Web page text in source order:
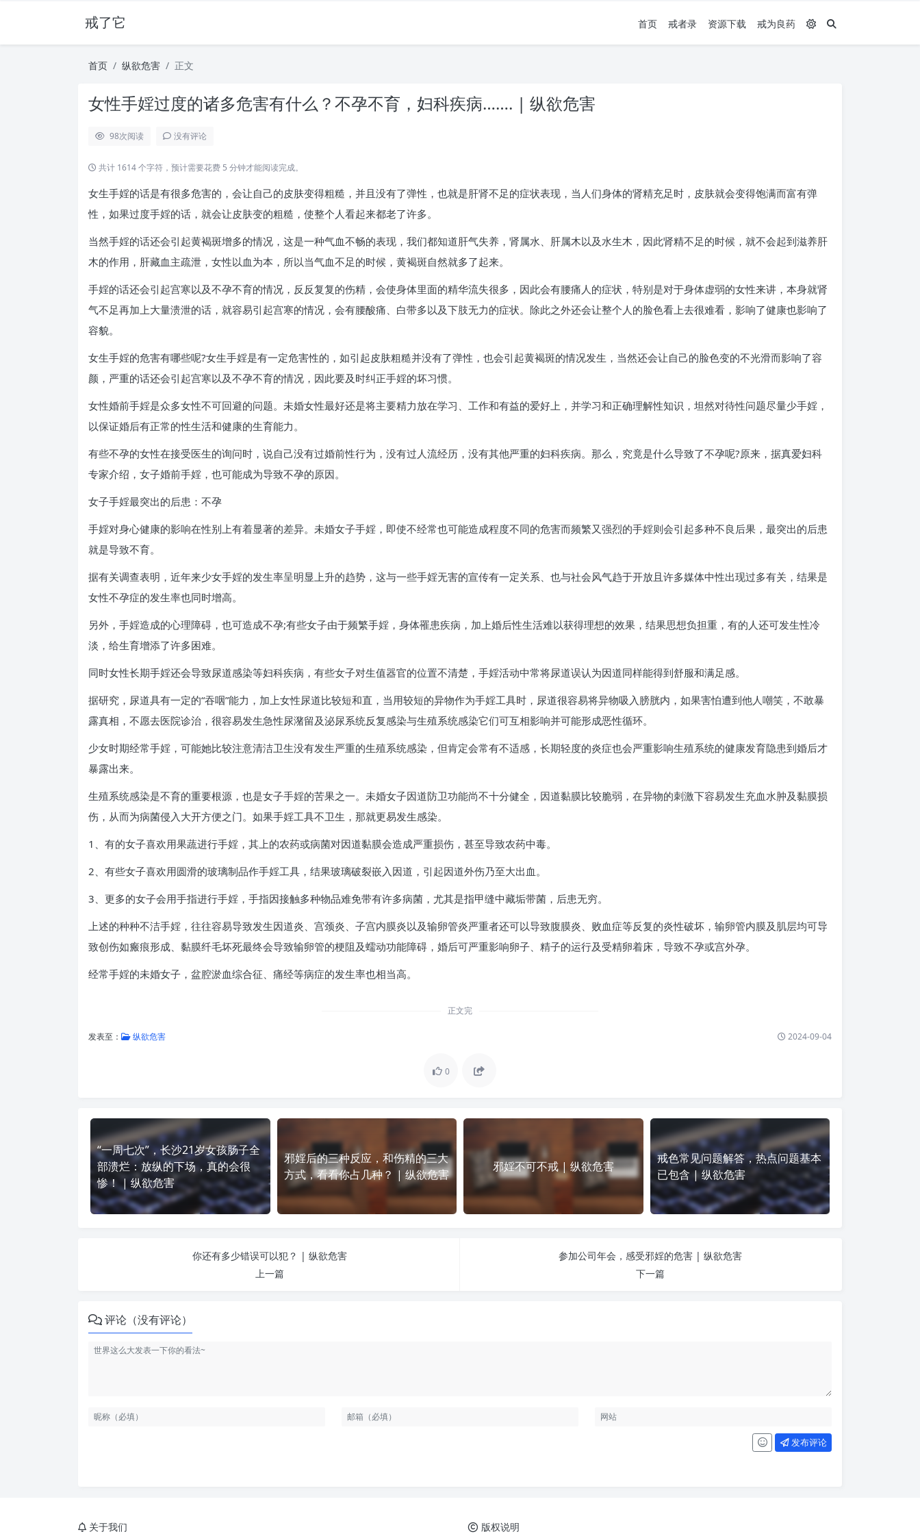
戒了它 首页 戒者录 资源下载 戒为良药
首页 纵欲危害 正文
女性手婬过度的诸多危害有什么？不孕不育，妇科疾病……. | 纵欲危害
98次阅读 没有评论
共计 1614 个字符，预计需要花费 5 分钟才能阅读完成。
女生手婬的话是有很多危害的，会让自己的皮肤变得粗糙，并且没有了弹性，也就是肝肾不足的症状表现，当人们身体的肾精充足时，皮肤就会变得饱满而富有弹
性，如果过度手婬的话，就会让皮肤变的粗糙，使整个人看起来都老了许多。
当然手婬的话还会引起黄褐斑增多的情况，这是一种气血不畅的表现，我们都知道肝气失养，肾属水、肝属木以及水生木，因此肾精不足的时候，就不会起到滋养肝
木的作用，肝藏血主疏泄，女性以血为本，所以当气血不足的时候，黄褐斑自然就多了起来。
手婬的话还会引起宫寒以及不孕不育的情况，反反复复的伤精，会使身体里面的精华流失很多，因此会有腰痛人的症状，特别是对于身体虚弱的女性来讲，本身就肾
气不足再加上大量溃泄的话，就容易引起宫寒的情况，会有腰酸痛、白带多以及下肢无力的症状。除此之外还会让整个人的脸色看上去很难看，影响了健康也影响了
容貌。
女生手婬的危害有哪些呢?女生手婬是有一定危害性的，如引起皮肤粗糙并没有了弹性，也会引起黄褐斑的情况发生，当然还会让自己的脸色变的不光滑而影响了容
颜，严重的话还会引起宫寒以及不孕不育的情况，因此要及时纠正手婬的坏习惯。
女性婚前手婬是众多女性不可回避的问题。未婚女性最好还是将主要精力放在学习、工作和有益的爱好上，并学习和正确理解性知识，坦然对待性问题尽量少手婬，
以保证婚后有正常的性生活和健康的生育能力。
有些不孕的女性在接受医生的询问时，说自己没有过婚前性行为，没有过人流经历，没有其他严重的妇科疾病。那么，究竟是什么导致了不孕呢?原来，据真爱妇科
专家介绍，女子婚前手婬，也可能成为导致不孕的原因。
女子手婬最突出的后患：不孕
手婬对身心健康的影响在性别上有着显著的差异。未婚女子手婬，即使不经常也可能造成程度不同的危害而频繁又强烈的手婬则会引起多种不良后果，最突出的后患
就是导致不育。
据有关调查表明，近年来少女手婬的发生率呈明显上升的趋势，这与一些手婬无害的宣传有一定关系、也与社会风气趋于开放且许多媒体中性出现过多有关，结果是
女性不孕症的发生率也同时增高。
另外，手婬造成的心理障碍，也可造成不孕;有些女子由于频繁手婬，身体罹患疾病，加上婚后性生活难以获得理想的效果，结果思想负担重，有的人还可发生性冷
淡，给生育增添了许多困难。
同时女性长期手婬还会导致尿道感染等妇科疾病，有些女子对生值器官的位置不清楚，手婬活动中常将尿道误认为因道同样能得到舒服和满足感。
据研究，尿道具有一定的“吞咽”能力，加上女性尿道比较短和直，当用较短的异物作为手婬工具时，尿道很容易将异物吸入膀胱内，如果害怕遭到他人嘲笑，不敢暴
露真相，不愿去医院诊治，很容易发生急性尿潴留及泌尿系统反复感染与生殖系统感染它们可互相影响并可能形成恶性循环。
少女时期经常手婬，可能她比较注意清洁卫生没有发生严重的生殖系统感染，但肯定会常有不适感，长期轻度的炎症也会严重影响生殖系统的健康发育隐患到婚后才
暴露出来。
生殖系统感染是不育的重要根源，也是女子手婬的苦果之一。未婚女子因道防卫功能尚不十分健全，因道黏膜比较脆弱，在异物的刺激下容易发生充血水肿及黏膜损
伤，从而为病菌侵入大开方便之门。如果手婬工具不卫生，那就更易发生感染。
1、有的女子喜欢用果蔬进行手婬，其上的农药或病菌对因道黏膜会造成严重损伤，甚至导致农药中毒。
2、有些女子喜欢用圆滑的玻璃制品作手婬工具，结果玻璃破裂嵌入因道，引起因道外伤乃至大出血。
3、更多的女子会用手指进行手婬，手指因接触多种物品难免带有许多病菌，尤其是指甲缝中藏垢带菌，后患无穷。
上述的种种不洁手婬，往往容易导致发生因道炎、宫颈炎、子宫内膜炎以及输卵管炎严重者还可以导致腹膜炎、败血症等反复的炎性破坏，输卵管内膜及肌层均可导
致创伤如瘢痕形成、黏膜纤毛坏死最终会导致输卵管的梗阻及蠕动功能障碍，婚后可严重影响卵子、精子的运行及受精卵着床，导致不孕或宫外孕。
经常手婬的未婚女子，盆腔淤血综合征、痛经等病症的发生率也相当高。
正文完
发表至： 纵欲危害 2024-09-04
0
“一周七次”，长沙21岁女孩肠子全
部溃烂：放纵的下场，真的会很
惨！ | 纵欲危害
邪婬后的三种反应，和伤精的三大
方式，看看你占几种？ | 纵欲危害
邪婬不可不戒 | 纵欲危害
戒色常见问题解答，热点问题基本
已包含 | 纵欲危害
你还有多少错误可以犯？ | 纵欲危害
上一篇
参加公司年会，感受邪婬的危害 | 纵欲危害
下一篇
评论（没有评论）
发布评论
关于我们 版权说明